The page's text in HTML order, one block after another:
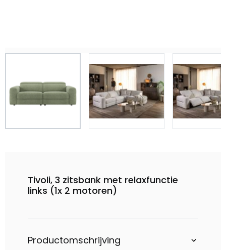
Tivoli, 3 zitsbank met relaxfunctie
links (1x 2 motoren)
Productomschrijving